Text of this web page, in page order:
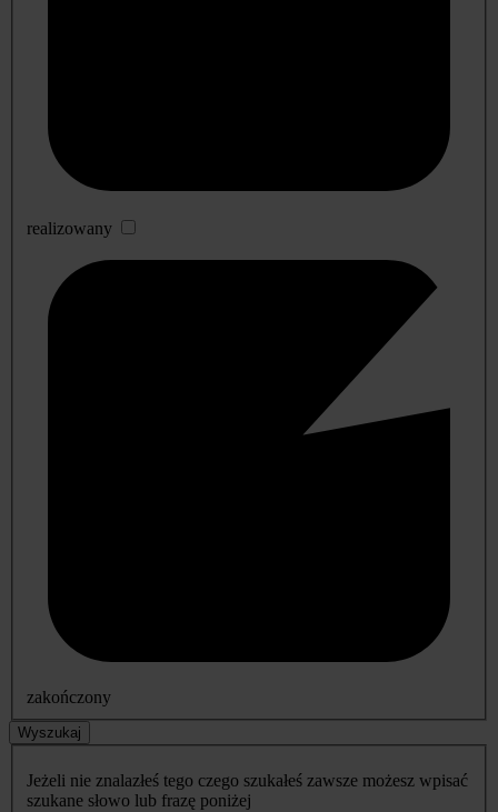
realizowany
zakończony
Wyszukaj
Jeżeli nie znalazłeś tego czego szukałeś zawsze możesz wpisać
szukane słowo lub frazę poniżej